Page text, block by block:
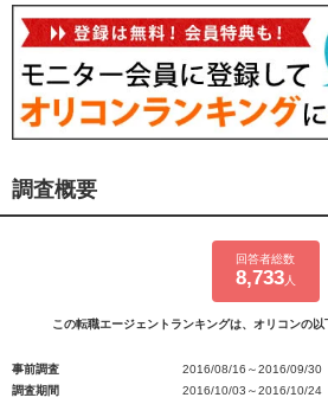
調査概要
回答者総数
8,733人
この転職エージェントランキングは、オリコンの以
事前調査
2016/08/16～2016/09/30
調査期間
2016/10/03～2016/10/24